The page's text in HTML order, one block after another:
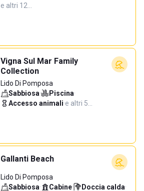
e altri 12…
Vigna Sul Mar Family
Collection
Lido Di Pomposa
Sabbiosa· Piscina·
Accesso animali·e altri 5…
Gallanti Beach
Lido Di Pomposa
Sabbiosa· Cabine· Doccia calda·